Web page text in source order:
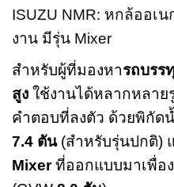
ISUZU NMR: หกล้ออเ
งาน มีรุ่น Mixer
สำหรับผู้ที่มองหารถบรร
สูง ใช้งานได้หลากหลาย
คำตอบที่ลงตัว ด้วยพิกัด
7.4 ตัน(สำหรับรุ่นปกติ)
Mixerที่ออกแบบมาเพื่อ